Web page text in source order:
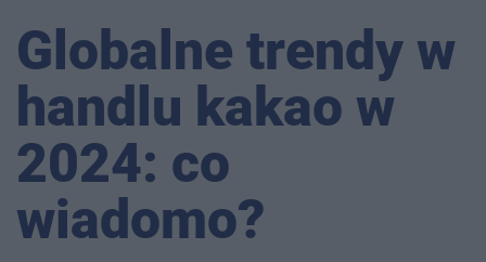
Globalne trendy w
handlu kakao w
2024: co
wiadomo?